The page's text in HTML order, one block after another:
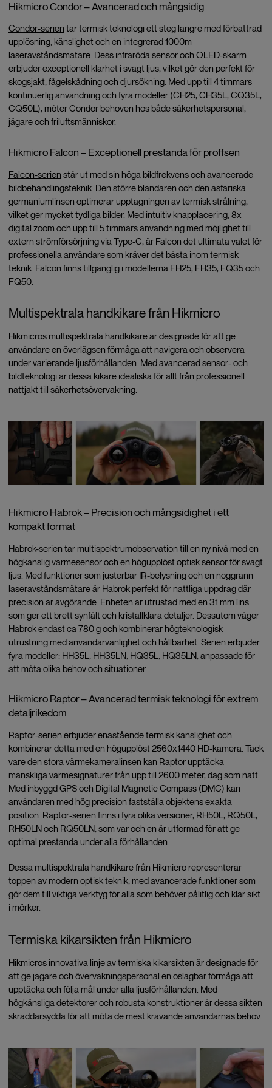
Hikmicro Condor – Avancerad och mångsidig
Condor-serien tar termisk teknologi ett steg längre med förbättrad
upplösning, känslighet och en integrerad 1000m
laseravståndsmätare. Dess infraröda sensor och OLED-skärm
erbjuder exceptionell klarhet i svagt ljus, vilket gör den perfekt för
skogsjakt, fågelskådning och djursökning. Med upp till 4 timmars
kontinuerlig användning och fyra modeller (CH25, CH35L, CQ35L,
CQ50L), möter Condor behoven hos både säkerhetspersonal,
jägare och friluftsmänniskor.
Hikmicro Falcon – Exceptionell prestanda för proffsen
Falcon-serien står ut med sin höga bildfrekvens och avancerade
bildbehandlingsteknik. Den större bländaren och den asfäriska
germaniumlinsen optimerar upptagningen av termisk strålning,
vilket ger mycket tydliga bilder. Med intuitiv knapplacering, 8x
digital zoom och upp till 5 timmars användning med möjlighet till
extern strömförsörjning via Type-C, är Falcon det ultimata valet för
professionella användare som kräver det bästa inom termisk
teknik. Falcon finns tillgänglig i modellerna FH25, FH35, FQ35 och
FQ50.
Multispektrala handkikare från Hikmicro
Hikmicros multispektrala handkikare är designade för att ge
användare en överlägsen förmåga att navigera och observera
under varierande ljusförhållanden. Med avancerad sensor- och
bildteknologi är dessa kikare idealiska för allt från professionell
nattjakt till säkerhetsövervakning.
Hikmicro Habrok – Precision och mångsidighet i ett
kompakt format
Habrok-serien tar multispektrumobservation till en ny nivå med en
högkänslig värmesensor och en högupplöst optisk sensor för svagt
ljus. Med funktioner som justerbar IR-belysning och en noggrann
laseravståndsmätare är Habrok perfekt för nattliga uppdrag där
precision är avgörande. Enheten är utrustad med en 31 mm lins
som ger ett brett synfält och kristallklara detaljer. Dessutom väger
Habrok endast ca 780 g och kombinerar högteknologisk
utrustning med användarvänlighet och hållbarhet. Serien erbjuder
fyra modeller: HH35L, HH35LN, HQ35L, HQ35LN, anpassade för
att möta olika behov och situationer.
Hikmicro Raptor – Avancerad termisk teknologi för extrem
detaljrikedom
Raptor-serien erbjuder enastående termisk känslighet och
kombinerar detta med en högupplöst 2560x1440 HD-kamera. Tack
vare den stora värmekameralinsen kan Raptor upptäcka
mänskliga värmesignaturer från upp till 2600 meter, dag som natt.
Med inbyggd GPS och Digital Magnetic Compass (DMC) kan
användaren med hög precision fastställa objektens exakta
position. Raptor-serien finns i fyra olika versioner, RH50L, RQ50L,
RH50LN och RQ50LN, som var och en är utformad för att ge
optimal prestanda under alla förhållanden.
Dessa multispektrala handkikare från Hikmicro representerar
toppen av modern optisk teknik, med avancerade funktioner som
gör dem till viktiga verktyg för alla som behöver pålitlig och klar sikt
i mörker.
Termiska kikarsikten från Hikmicro
Hikmicros innovativa linje av termiska kikarsikten är designade för
att ge jägare och övervakningspersonal en oslagbar förmåga att
upptäcka och följa mål under alla ljusförhållanden. Med
högkänsliga detektorer och robusta konstruktioner är dessa sikten
skräddarsydda för att möta de mest krävande användarnas behov.